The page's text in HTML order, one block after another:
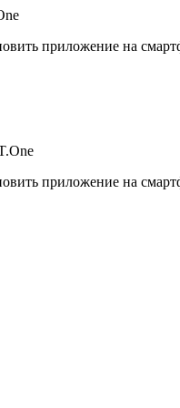
приложение на
приложение на